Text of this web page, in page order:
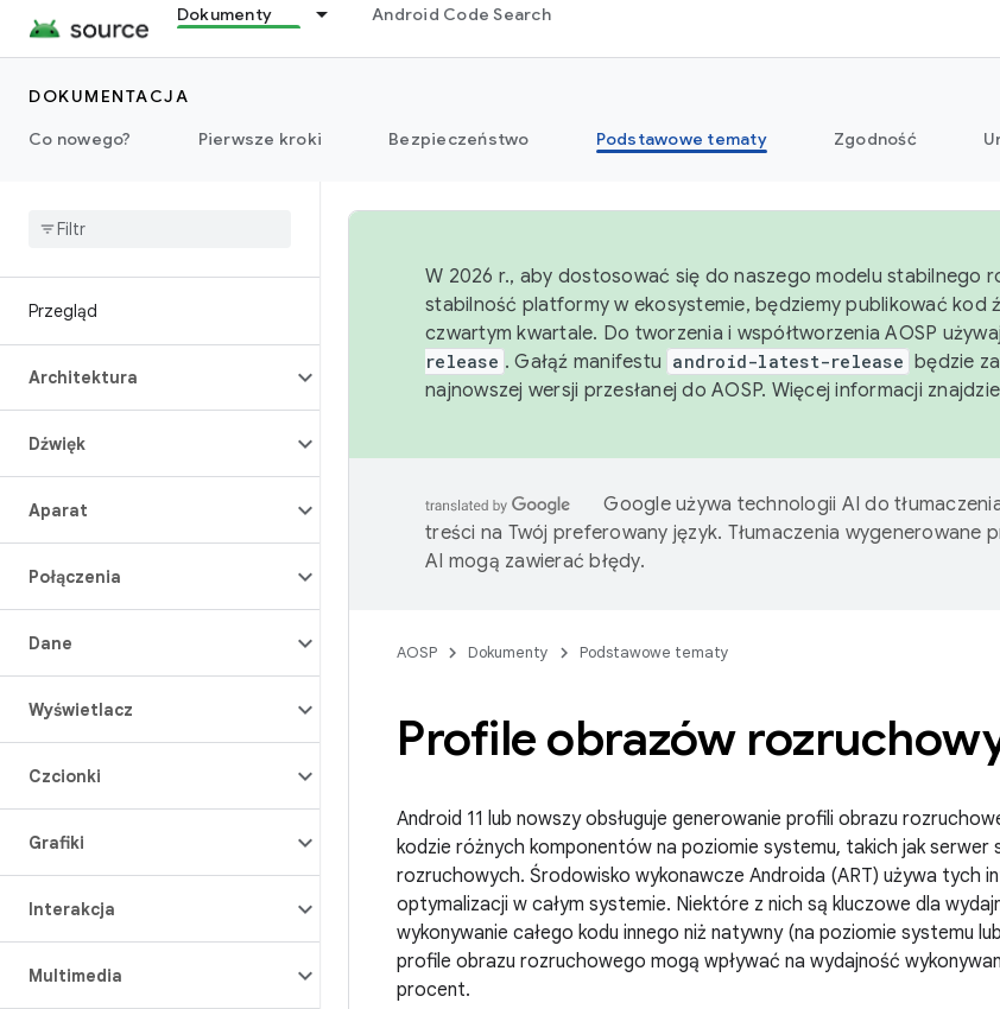
Dokumenty Android Code Search
DOKUMENTACJA
Co nowego?
Pierwsze kroki Bezpieczeństwo Podstawowe tematy Zgodność
Przegląd
Architektura
Dźwięk
Aparat
Połączenia
Dane
Wyświetlacz
Czcionki
Grafiki
Interakcja
Multimedia
W 2026 r., aby dostosować się do naszego modelu stabilnego
stabilność platformy w ekosystemie, będziemy publikować kod
czwartym kwartale. Do tworzenia i współtworzenia AOSP
release . Gałąź manifestu android-latest-release będzie
najnowszej wersji przesłanej do AOSP. Więcej informacji
Google używa technologii AI do
treści na Twój preferowany język. Tłumaczenia wygenerowane
AI mogą zawierać błędy.
AOSP Dokumenty Podstawowe tematy
Profile obrazów
Android 11 lub nowszy obsługuje generowanie profili obrazu
kodzie różnych komponentów na poziomie systemu, takich jak serwer
rozruchowych. Środowisko wykonawcze Androida (ART) używa tych
optymalizacji w całym systemie. Niektóre z nich są kluczowe dla
wykonywanie całego kodu innego niż natywny (na poziomie systemu
profile obrazu rozruchowego mogą wpływać na wydajność
procent.